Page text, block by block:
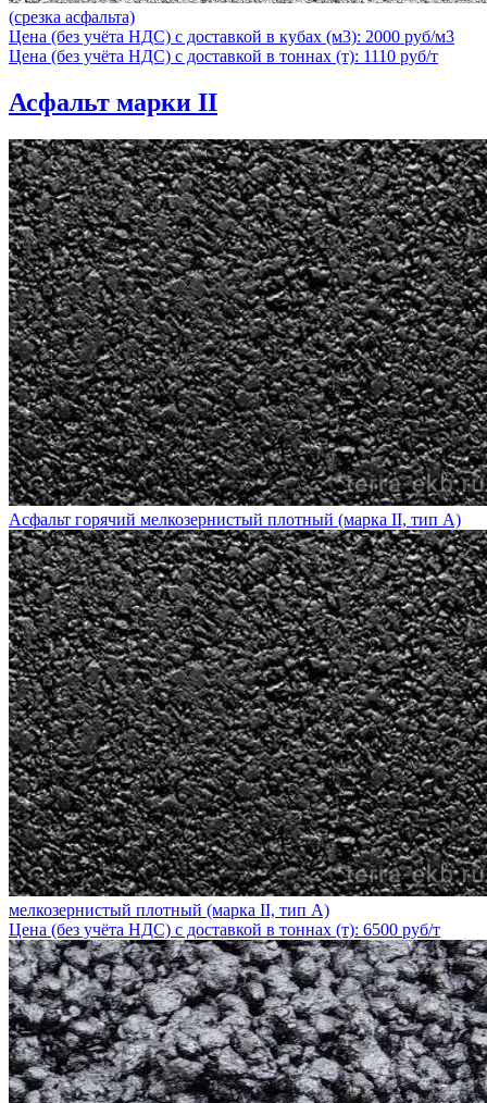
(срезка асфальта)
Цена (без учёта НДС) с доставкой в кубах (м3): 2000 руб/м3
Цена (без учёта НДС) с доставкой в тоннах (т): 1110 руб/т
Асфальт марки II
Асфальт горячий мелкозернистый плотный (марка II, тип А)
мелкозернистый плотный (марка II, тип А)
Цена (без учёта НДС) с доставкой в тоннах (т): 6500 руб/т